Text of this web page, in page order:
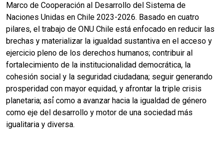
Marco de Cooperación al Desarrollo del Sistema de
Naciones Unidas en Chile 2023-2026. Basado en cuatro
pilares, el trabajo de ONU Chile está enfocado en reducir las
brechas y materializar la igualdad sustantiva en el acceso y
ejercicio pleno de los derechos humanos; contribuir al
fortalecimiento de la institucionalidad democrática, la
cohesión social y la seguridad ciudadana; seguir generando
prosperidad con mayor equidad, y afrontar la triple crisis
planetaria; así́ como a avanzar hacia la igualdad de género
como eje del desarrollo y motor de una sociedad más
igualitaria y diversa.